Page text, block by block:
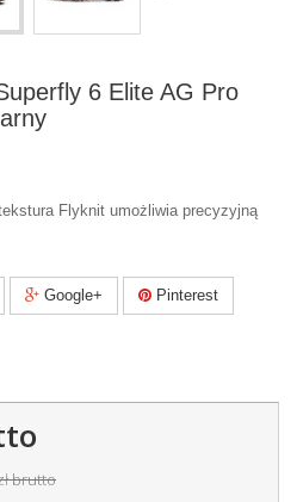
6 Elite AG Pro
Flyknit umożliwia precyzyjną
Google+ Pinterest
brutto